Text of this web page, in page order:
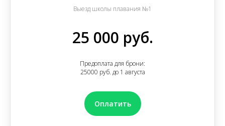
Выезд школы плавания №1
25 000 руб.
Предоплата для брони:
25000 руб. до 1 августа
Оплатить